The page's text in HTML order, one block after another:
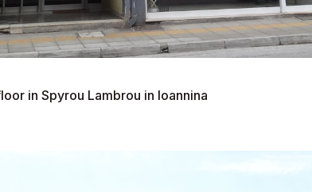
in Spyrou Lambrou in Ioannina